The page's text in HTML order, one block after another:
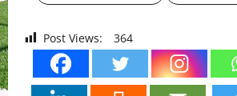
Post Views: 364